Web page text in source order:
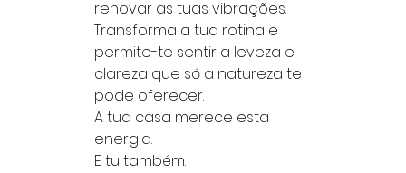
renovar as tuas vibrações.
Transforma a tua rotina e
permite-te sentir a leveza e
clareza que só a natureza te
pode oferecer.
A tua casa merece esta
energia.
E tu também.